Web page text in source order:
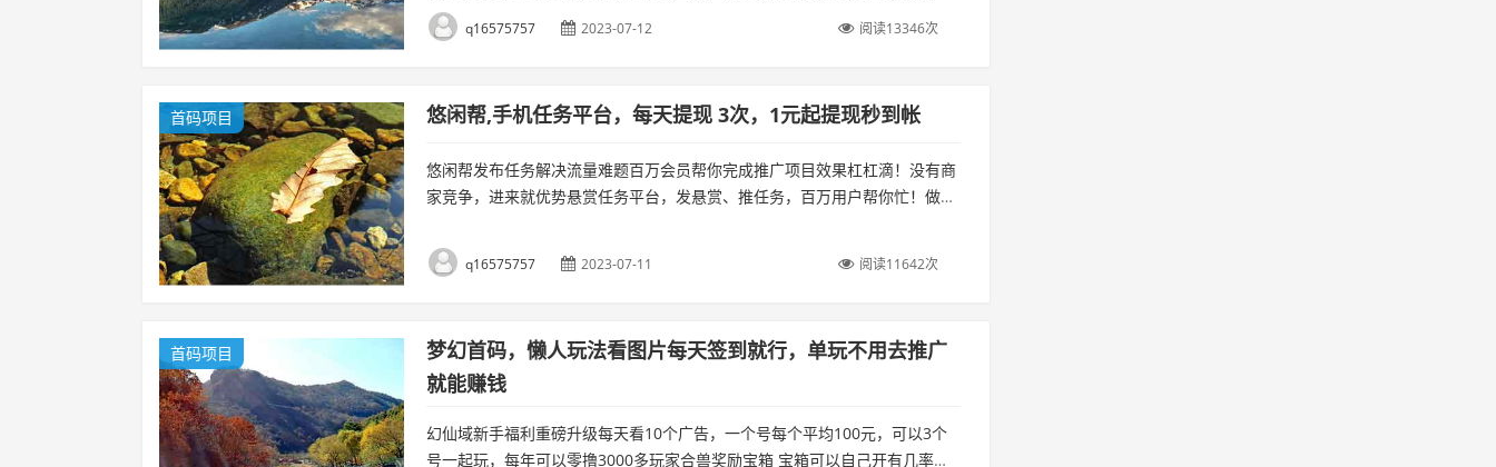
信和支付宝都可以。点击【任务大厅】，就可以看到有很多任务，每个任务都
有赏金，低至几...
q16575757 2023-07-12 阅读13346次
首码项目 悠闲帮,手机任务平台，每天提现 3次，1元起提现秒到帐
悠闲帮发布任务解决流量难题百万会员帮你完成推广项目效果杠杠滴！没有商
家竞争，进来就优势悬赏任务平台，发悬赏、推任务，百万用户帮你忙！做任
q16575757 2023-07-11 阅读11642次
首码项目
梦幻首码，懒人玩法看图片每天签到就行，单玩不用去推广
就能赚钱
幻仙域新手福利重磅升级每天看10个广告，一个号每个平均100元，可以3个
号一起玩，每年可以零撸3000多玩家合兽奖励宝箱 宝箱可以自己开有几率获